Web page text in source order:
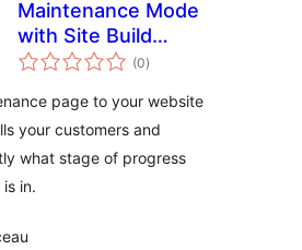
Maintenance Mode
with Site Build
Status
(0evaluación
total
)
page to your website
your customers and
what stage of progress
in.